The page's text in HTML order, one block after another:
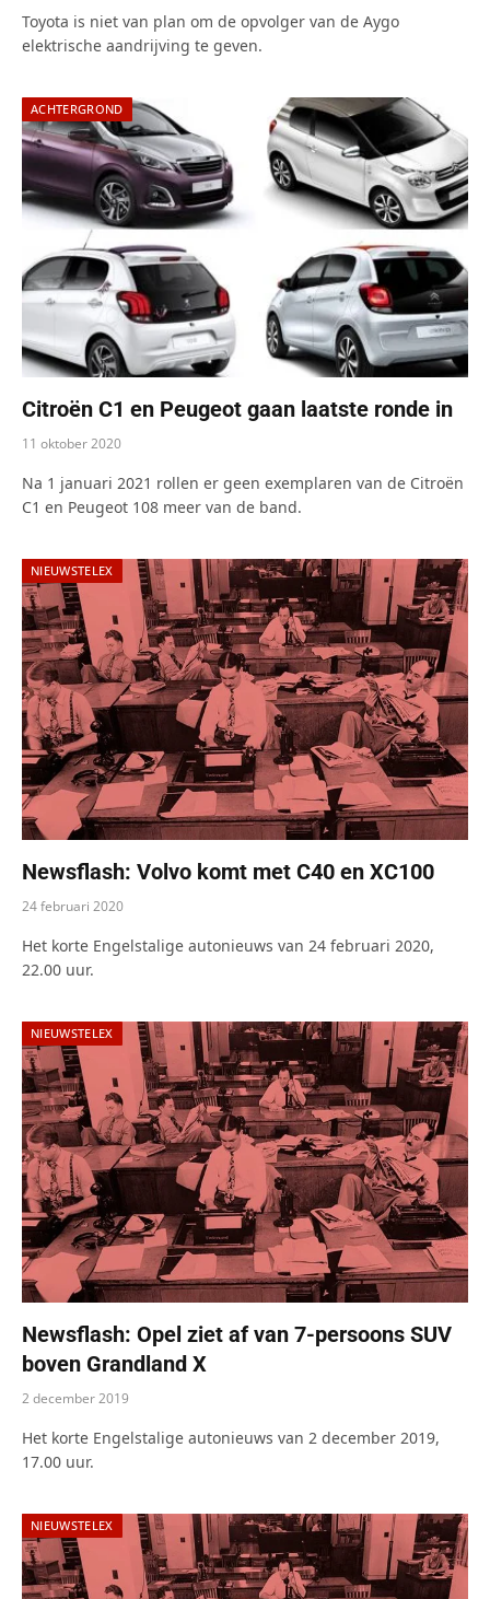
Toyota is niet van plan om de opvolger van de Aygo
elektrische aandrijving te geven.
ACHTERGROND
Citroën C1 en Peugeot gaan laatste ronde in
11 oktober 2020
Na 1 januari 2021 rollen er geen exemplaren van de Citroën
C1 en Peugeot 108 meer van de band.
NIEUWSTELEX
Newsflash: Volvo komt met C40 en XC100
24 februari 2020
Het korte Engelstalige autonieuws van 24 februari 2020,
22.00 uur.
NIEUWSTELEX
Newsflash: Opel ziet af van 7-persoons SUV
boven Grandland X
2 december 2019
Het korte Engelstalige autonieuws van 2 december 2019,
17.00 uur.
NIEUWSTELEX